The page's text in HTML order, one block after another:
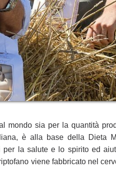
mondo sia per la quantità
è alla base della Dieta
la salute e lo spirito ed
viene fabbricato nel